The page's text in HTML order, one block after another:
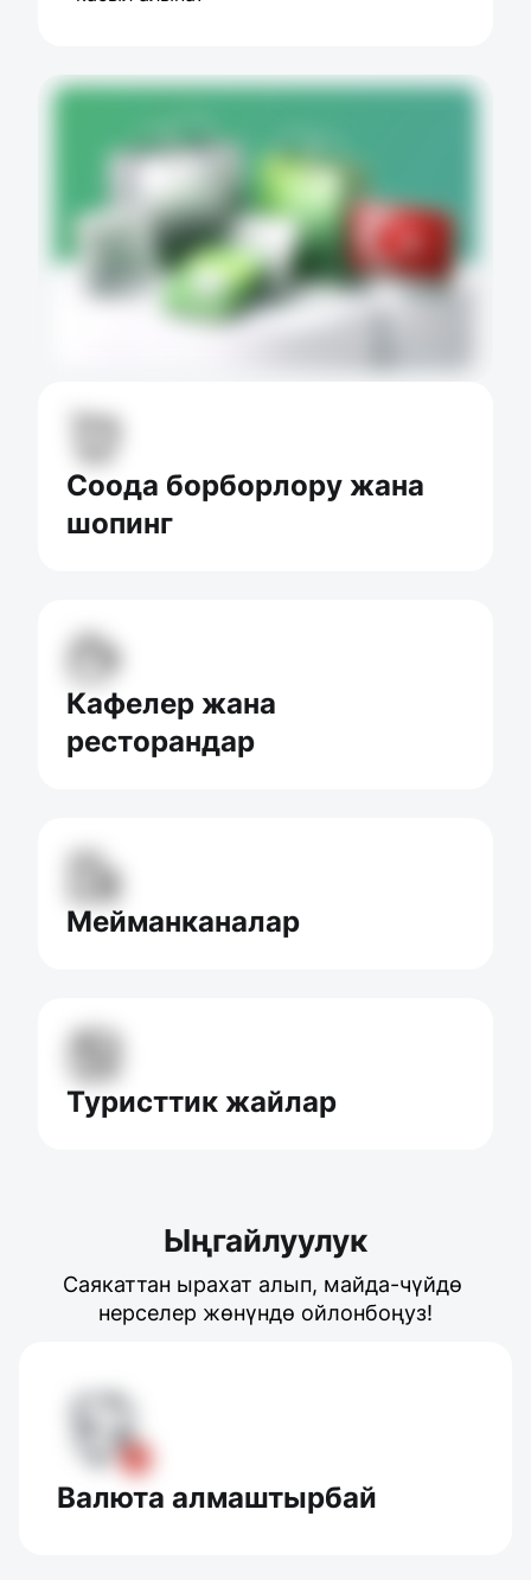
Соода борборлору жана
шопинг
Кафелер жана
ресторандар
Мейманканалар
Туристтик жайлар
Ыңгайлуулук
Саякаттан ырахат алып, майда-чүйдө
нерселер жөнүндө ойлонбоңуз!
Валюта алмаштырбай